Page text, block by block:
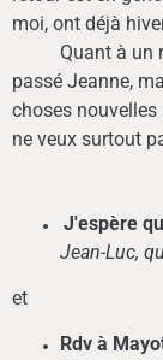
moi, ont déjà
Quant à un
passé Jeanne,
choses nouvelles
ne veux surtout
J'espère
Jean-Luc,
et
Rdv à